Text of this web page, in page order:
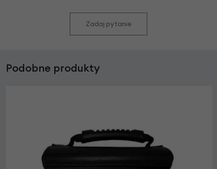
Zadaj pytanie
Podobne produkty